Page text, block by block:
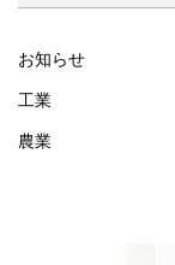
お知らせ
工業
農業